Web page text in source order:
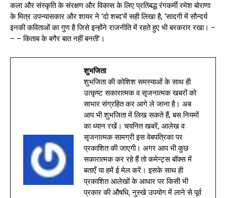
कला और संस्कृति के संरक्षण और विकास के लिए प्रतिबद्ध रंगकर्मी रमेश बोराणा
के मित्र उपन्यासकार और शायर ने ‘दो शब्द’में सही लिखा है, ‘सादगी में सौन्दर्य
इनकी कविताओं का गुण है जिसे इन्होंने राजनीति में रहते हुए भी बरकरार रखा। –
– – किताब के बगैर बात नहीं बनती’।
शुभजिता
शुभजिता की कोशिश समस्याओं के साथ ही
उत्कृष्ट सकारात्मक व सृजनात्मक खबरों को
साभार संग्रहित कर आगे ले जाना है। अब
आप भी शुभजिता में लिख सकते हैं, बस नियमों
का ध्यान रखें। चयनित खबरें, आलेख व
सृजनात्मक सामग्री इस वेबपत्रिका पर
प्रकाशित की जाएगी। अगर आप भी कुछ
सकारात्मक कर रहे हैं तो कमेन्ट्स बॉक्स में
बताएँ या हमें ई मेल करें। इसके साथ ही
प्रकाशित आलेखों के आधार पर किसी भी
प्रकार की औषधि, नुस्खे उपयोग में लाने से पूर्व